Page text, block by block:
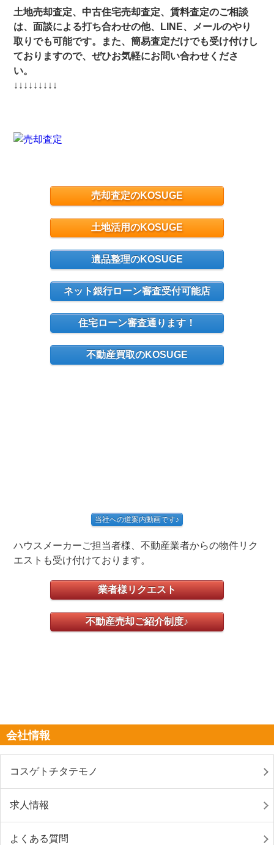
土地売却査定、中古住宅売却査定、賃料査定のご相談
は、面談による打ち合わせの他、LINE、メールのやり
取りでも可能です。また、簡易査定だけでも受け付けし
ておりますので、ぜひお気軽にお問い合わせくださ
い。
↓↓↓↓↓↓↓↓↓
売却査定のKOSUGE
土地活用のKOSUGE
遺品整理のKOSUGE
ネット銀行ローン審査受付可能店
住宅ローン審査通ります！
不動産買取のKOSUGE
当社への道案内動画です♪
ハウスメーカーご担当者様、不動産業者からの物件リク
エストも受け付けております。
業者様リクエスト
不動産売却ご紹介制度♪
会社情報
コスゲトチタテモノ
求人情報
よくある質問